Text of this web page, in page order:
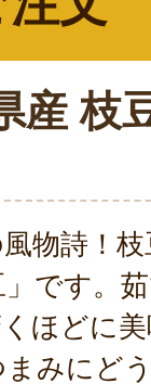
産 枝
物詩！
です。
ほどに
みにど